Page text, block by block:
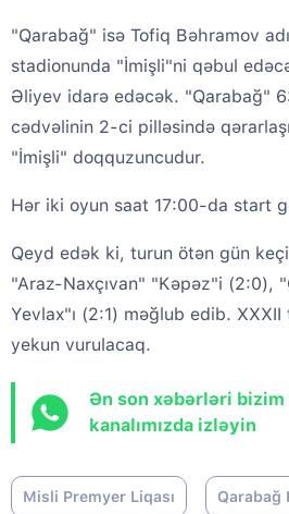
"Qarabağ" isə Tofiq Bəhramov
stadionunda "İmişli"ni qəbul
Əliyev idarə edəcək. "Qarabağ"
cədvəlinin 2-ci pilləsində
"İmişli" doqquzuncudur.
Hər iki oyun saat 17:00-da start
Qeyd edək ki, turun ötən gün
"Araz-Naxçıvan" "Kəpəz"i (2:0),
Yevlax"ı (2:1) məğlub edib. XXXII
yekun vurulacaq.
Ən son xəbərləri
kanalımızda izləyin
Misli Premyer Liqası Qarabağ